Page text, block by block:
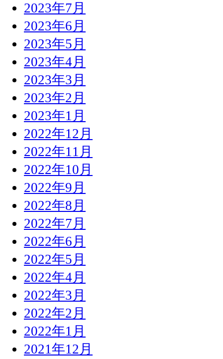
2023年7月
2023年6月
2023年5月
2023年4月
2023年3月
2023年2月
2023年1月
2022年12月
2022年11月
2022年10月
2022年9月
2022年8月
2022年7月
2022年6月
2022年5月
2022年4月
2022年3月
2022年2月
2022年1月
2021年12月